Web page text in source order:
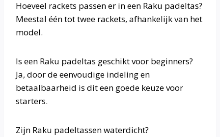
Hoeveel rackets passen er in een Raku padeltas?
Meestal één tot twee rackets, afhankelijk van het
model.
Is een Raku padeltas geschikt voor beginners?
Ja, door de eenvoudige indeling en
betaalbaarheid is dit een goede keuze voor
starters.
Zijn Raku padeltassen waterdicht?